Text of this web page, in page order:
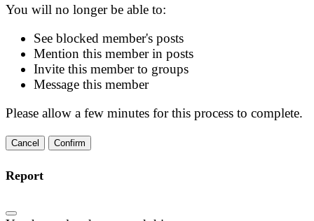
You will no longer be able to:
See blocked member's posts
Mention this member in posts
Invite this member to groups
Message this member
Please allow a few minutes for this process to complete.
Confirm
Report